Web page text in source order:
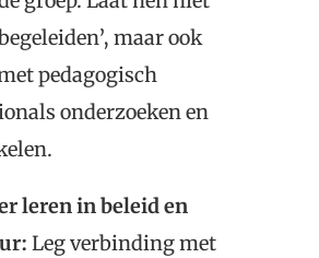
maar ook
pedagogisch
onderzoeken en
leren in beleid en
Leg verbinding met